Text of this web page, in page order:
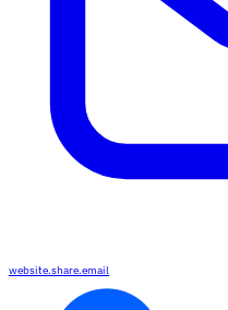
website.share.email